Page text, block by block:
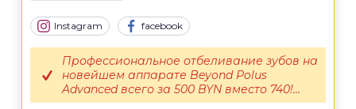
Instagram facebook
Профессиональное отбеливание зубов на
новейшем аппарате Beyond Polus
Advanced всего за 500 BYN вместо 740!...